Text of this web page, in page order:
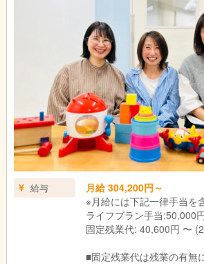
18:00～19:00 指導員と支援計画のケース
※持ち帰り仕事やサービス残業は禁止して
※すべてのデータを自社システムで一元管
同士の情報連携もスムーズです。
給与
月給 304,200円～
※月給には下記一律手当を
ライフプラン手当:50,000
固定
■固定残業代は残業の有無